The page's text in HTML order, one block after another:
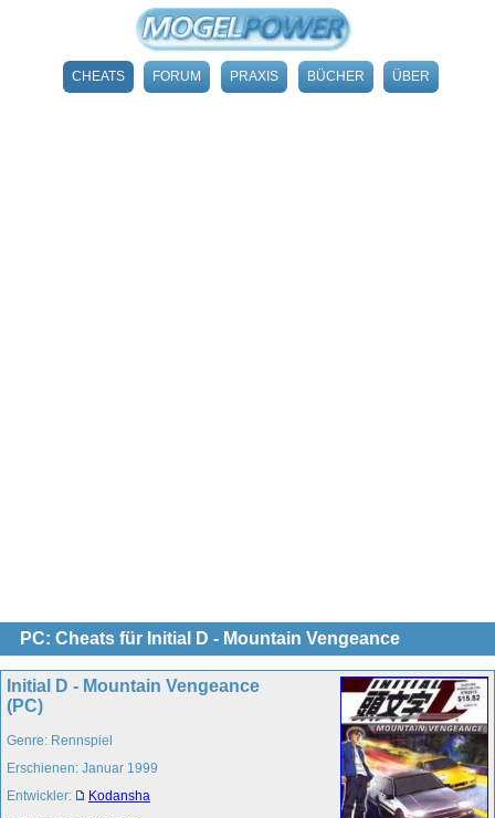
CHEATS FORUM PRAXIS BÜCHER ÜBER
PC: Cheats für Initial D - Mountain Vengeance
Initial D - Mountain Vengeance
(PC)
Genre: Rennspiel
Erschienen: Januar 1999
Entwickler:
Kodansha